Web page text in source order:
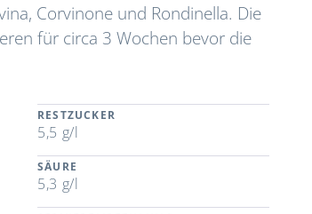
Corvinone und Rondinella. Die
für circa 3 Wochen bevor die
RESTZUCKER
5,5 g/l
SÄURE
5,3 g/l